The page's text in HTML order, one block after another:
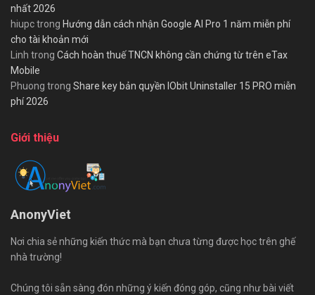
nhất 2026
hiupctrong Hướng dẫn cách nhận Google AI Pro 1 năm miễn phí
cho tài khoản mới
Linh trong Cách hoàn thuế TNCN không cần chứng từ trên eTax
Mobile
Phuong trong Share key bản quyền IObit Uninstaller 15 PRO miễn
phí 2026
Giới thiệu
AnonyViet
Nơi chia sẻ những kiến thức mà bạn chưa từng được học trên ghế
nhà trường!
Chúng tôi sẵn sàng đón những ý kiến đóng góp, cũng như bài viết